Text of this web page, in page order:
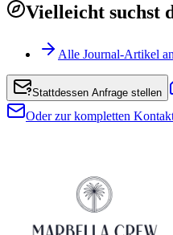
Vielleicht suchst
Alle Journal-Artikel
Stattdessen Anfrage stellen
Oder zur kompletten